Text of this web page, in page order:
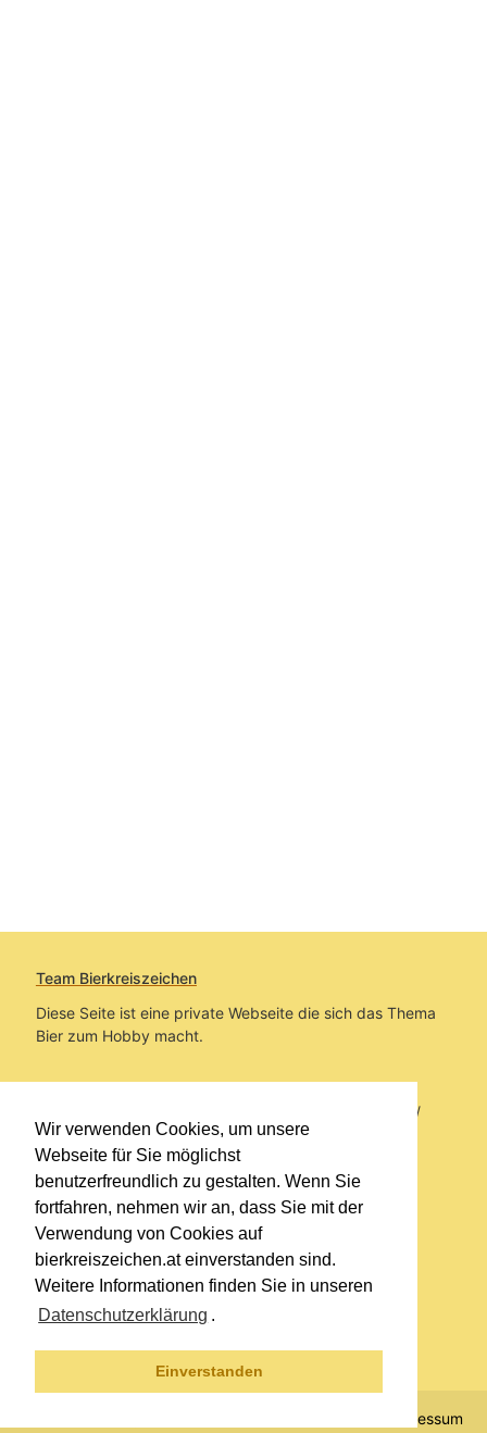
Wir verwenden Cookies, um unsere
Webseite für Sie möglichst
benutzerfreundlich zu gestalten. Wenn Sie
fortfahren, nehmen wir an, dass Sie mit der
Verwendung von Cookies auf
bierkreiszeichen.at einverstanden sind.
Weitere Informationen finden Sie in unseren
Datenschutzerklärung .
Einverstanden
Team Bierkreiszeichen
Diese Seite ist eine private Webseite die sich das Thema
Bier zum Hobby macht.
Sie befinden sich auf https://www.bierkreiszeichen.at/
im Pfad:Übers Bier/Bierlokale
Erstellt: 2015-05-18
Links
Impressum
Datenschutzerklärung
Impressum